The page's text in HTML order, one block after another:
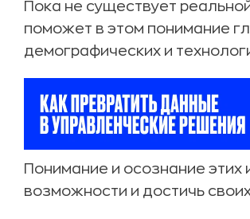
Пока не существует
поможет в этом понимание
демографических и
Понимание и осознание
возможности и достичь